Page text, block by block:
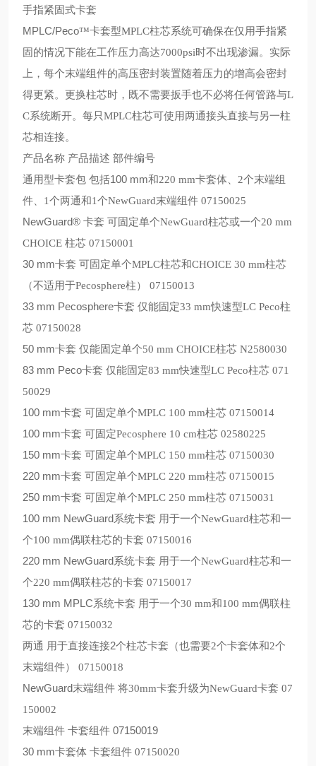
手指紧固式卡套
MPLC/Peco™卡套型MPLC柱芯系统可确保在仅用手指紧
固的情况下能在工作压力高达7000psi时不出现渗漏。实际
上，每个末端组件的高压密封装置随着压力的增高会密封
得更紧。更换柱芯时，既不需要扳手也不必将任何管路与L
C系统断开。每只MPLC柱芯可使用两通接头直接与另一柱
芯相连接。
产品名称 产品描述 部件编号
通用型卡套包 包括100 mm和220 mm卡套体、 2个末端组
件、 1个两通和1个NewGuard末端组件 07150025
NewGuard® 卡套 可固定单个NewGuard柱芯或一个20 mm
CHOICE 柱芯 07150001
30 mm卡套 可固定单个MPLC柱芯和CHOICE 30 mm柱芯
（不适用于Pecosphere柱） 07150013
33 mm Pecosphere卡套 仅能固定33 mm快速型LC Peco柱
芯 07150028
50 mm卡套 仅能固定单个50 mm CHOICE柱芯 N2580030
83 mm Peco卡套 仅能固定83 mm快速型LC Peco柱芯 071
50029
100 mm卡套 可固定单个MPLC 100 mm柱芯 07150014
100 mm卡套 可固定Pecosphere 10 cm柱芯 02580225
150 mm卡套 可固定单个MPLC 150 mm柱芯 07150030
220 mm卡套 可固定单个MPLC 220 mm柱芯 07150015
250 mm卡套 可固定单个MPLC 250 mm柱芯 07150031
100 mm NewGuard系统卡套 用于一个NewGuard柱芯和一
个100 mm偶联柱芯的卡套 07150016
220 mm NewGuard系统卡套 用于一个NewGuard柱芯和一
个220 mm偶联柱芯的卡套 07150017
130 mm MPLC系统卡套 用于一个30 mm和100 mm偶联柱
芯的卡套 07150032
两通 用于直接连接2个柱芯卡套（也需要2个卡套体和2个
末端组件） 07150018
NewGuard末端组件 将30mm卡套升级为NewGuard卡套 07
150002
末端组件 卡套组件 07150019
30 mm卡套体 卡套组件 07150020